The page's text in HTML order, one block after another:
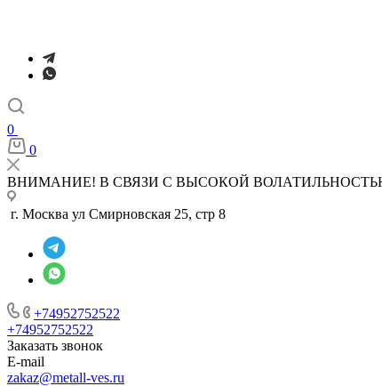
0
0
ВНИМАНИЕ! В СВЯЗИ С ВЫСОКОЙ
г. Москва ул Смирновская 25, стр 8
+74952752522
+74952752522
Заказать звонок
E-mail
zakaz@metall-ves.ru